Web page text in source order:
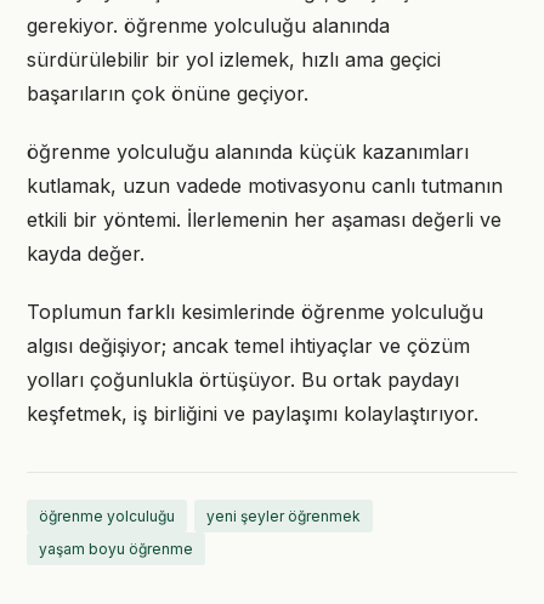
gerekiyor. öğrenme yolculuğu alanında
sürdürülebilir bir yol izlemek, hızlı ama geçici
başarıların çok önüne geçiyor.
öğrenme yolculuğu alanında küçük kazanımları
kutlamak, uzun vadede motivasyonu canlı tutmanın
etkili bir yöntemi. İlerlemenin her aşaması değerli ve
kayda değer.
Toplumun farklı kesimlerinde öğrenme yolculuğu
algısı değişiyor; ancak temel ihtiyaçlar ve çözüm
yolları çoğunlukla örtüşüyor. Bu ortak paydayı
keşfetmek, iş birliğini ve paylaşımı kolaylaştırıyor.
öğrenme yolculuğu
yeni şeyler öğrenmek
yaşam boyu öğrenme